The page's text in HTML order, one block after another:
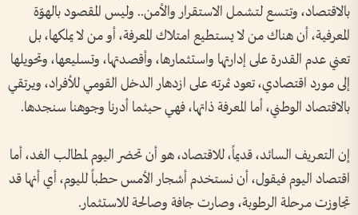
بالاقتصاد، وتتسع لتشمل الاستقرار والأمن.. وليس المقصود بالهوّة
المعرفية، أن هناك من لا يستطيع امتلاك المعرفة، أو من لا يملكها، بل
تعني عدم القدرة على إدارتها واستثمارها، وأقصدتها، وتسليعها، وتحويلها
إلى مورد اقتصادي، تعود ثمرته على ازدهار الدخل القومي للأفراد، ويرتقي
بالاقتصاد الوطني، أما المعرفة ذاتها، فهي حيثما أدرنا وجوهنا سنجدها.
إن التعريف السائد، قديماً، للاقتصاد، هو أن تحضر اليوم لمطالب الغد، أما
اقتصاد اليوم فيقول، أن نستخدم أشجار الأمس حطباً لليوم، أي أنها قد
تجاوزت مرحلة الرطوبة، وصارت جافة وصالحة للاستثمار.